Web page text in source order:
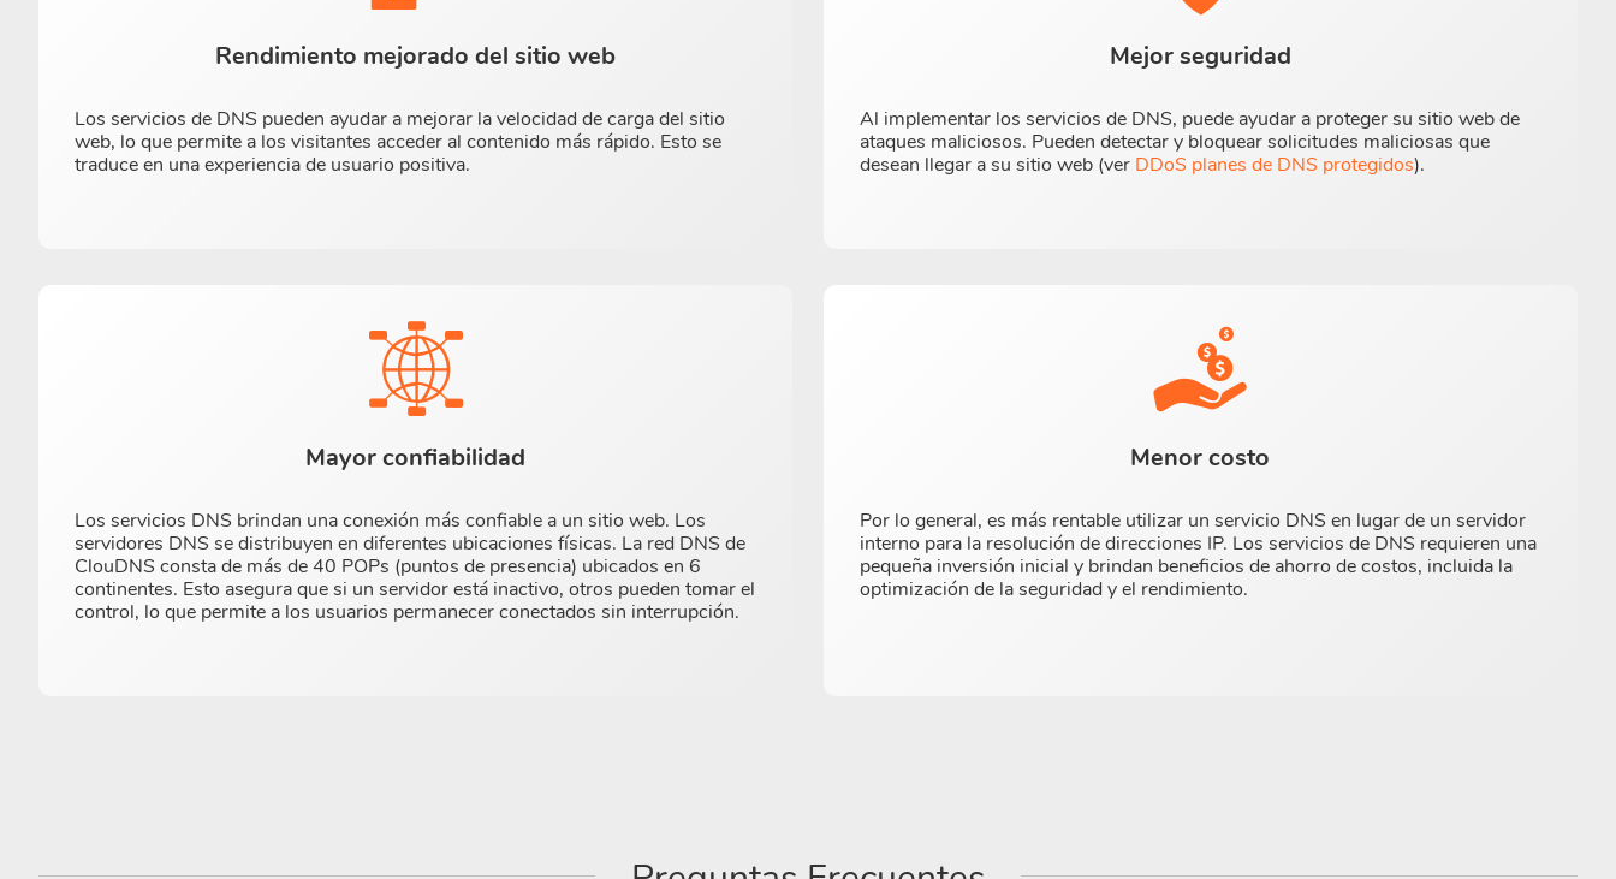
Rendimiento mejorado del sitio web
Los servicios de DNS pueden ayudar a mejorar la velocidad de carga del sitio
web, lo que permite a los visitantes acceder al contenido más rápido. Esto se
traduce en una experiencia de usuario positiva.
Mejor seguridad
Al implementar los servicios de DNS, puede ayudar a proteger su sitio web de
ataques maliciosos. Pueden detectar y bloquear solicitudes maliciosas que
desean llegar a su sitio web (ver DDoS planes de DNS protegidos).
Mayor confiabilidad
Los servicios DNS brindan una conexión más confiable a un sitio web. Los
servidores DNS se distribuyen en diferentes ubicaciones físicas. La red DNS de
ClouDNS consta de más de 40 POPs (puntos de presencia) ubicados en 6
continentes. Esto asegura que si un servidor está inactivo, otros pueden tomar el
control, lo que permite a los usuarios permanecer conectados sin interrupción.
Menor costo
Por lo general, es más rentable utilizar un servicio DNS en lugar de un servidor
interno para la resolución de direcciones IP. Los servicios de DNS requieren una
pequeña inversión inicial y brindan beneficios de ahorro de costos, incluida la
optimización de la seguridad y el rendimiento.